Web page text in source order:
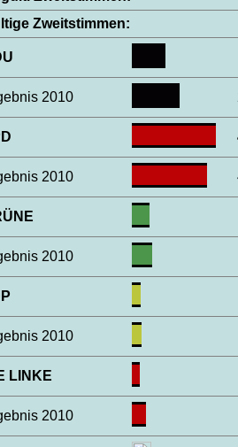
Zweitstimmen:
2010
2010
2010
2010
LINKE
2010